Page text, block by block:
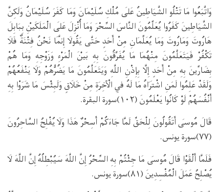
وَاتَّبَعُوا مَا تَتْلُو الشَّيَاطِينُ عَلَى مُلْكِ سُلَيْمَانَ وَمَا كَفَرَ سُلَيْمَانُ وَلَكِنَّ
الشَّيَاطِينَ كَفَرُوا يُعَلِّمُونَ النَّاسَ السِّحْرَ وَمَا أُنْزِلَ عَلَى الْمَلَكَيْنِ بِبَابِلَ
هَارُوتَ وَمَارُوتَ وَمَا يُعَلِّمَانِ مِنْ أَحَدٍ حَتَّى يَقُولَا إِنَّمَا نَحْنُ فِتْنَةٌ فَلَا
تَكْفُرْ فَيَتَعَلَّمُونَ مِنْهُمَا مَا يُفَرِّقُونَ بِهِ بَيْنَ الْمَرْءِ وَزَوْجِهِ وَمَا هُمْ
بِضَارِّينَ بِهِ مِنْ أَحَدٍ إِلَّا بِإِذْنِ اللَّهِ وَيَتَعَلَّمُونَ مَا يَضُرُّهُمْ وَلَا يَنْفَعُهُمْ
وَلَقَدْ عَلِمُوا لَمَنِ اشْتَرَاهُ مَا لَهُ فِي الْآخِرَةِ مِنْ خَلَاقٍ وَلَبِئْسَ مَا شَرَوْا بِهِ
أَنْفُسَهُمْ لَوْ كَانُوا يَعْلَمُونَ (۱۰۲)سورة البقرة.
قَالَ مُوسَى أَتَقُولُونَ لِلْحَقِّ لَمَّا جَاءَكُمْ أَسِحْرٌ هَذَا وَلَا يُفْلِحُ السَّاحِرُونَ
(۷۷)سورة يونس.
فَلَمَّا أَلْقَوْا قَالَ مُوسَى مَا جِئْتُمْ بِهِ السِّحْرُ إِنَّ اللَّهَ سَيُبْطِلُهُ إِنَّ اللَّهَ لَا
يُصْلِحُ عَمَلَ الْمُفْسِدِينَ (۸۱)سورة يونس.